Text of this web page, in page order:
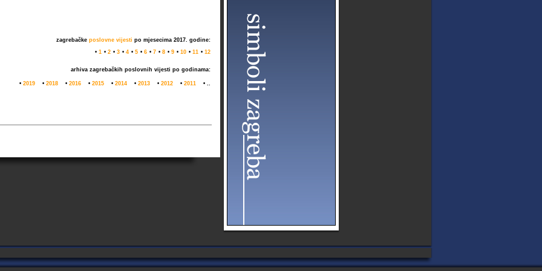
zagrebačke poslovne vijesti po mjesecima 2017. godine:
• 1 • 2 • 3 • 4 • 5 • 6 • 7 • 8 • 9 • 10 • 11 • 12
arhiva zagrebačkih poslovnih vijesti po godinama:
• 2019 • 2018 • 2016 • 2015 • 2014 • 2013 • 2012 • 2011 • ..